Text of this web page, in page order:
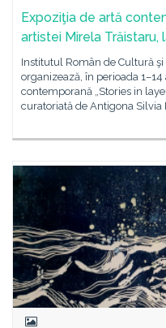
Expoziţia de artă
artistei Mirela Trăistaru,
Institutul Român de Cultură
organizează, în perioada
contemporană „Stories in
curatoriată de Antigona Silvia